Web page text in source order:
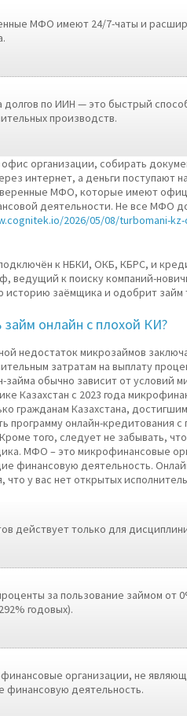
МФО имеют 24/7-чаты и
долгов по ИИН — это быстрый
производств.
организации, собирать
интернет, а деньги поступают
МФО, которые имеют
деятельности. Не все МФО
2026/05/08/turbomani-
к НБКИ, ОКБ, КБРС, и
ведущий к поиску компаний-
заёмщика и одобрит займ
онлайн с плохой КИ?
недостаток микрозаймов
затратам на выплату
займа обычно зависит от условий
Казахстан с 2023 года
гражданам Казахстана,
программу онлайн-кредитования
того, следует не забывать,
МФО – это микрофинансовые
финансовую деятельность.
у вас нет открытых
действует только для
за пользование займом от
годовых).
организации, не
деятельность.